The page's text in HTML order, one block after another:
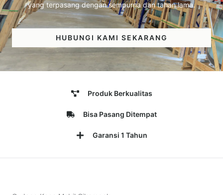
yang terpasang dengan sempurna dan tahan lama.
HUBUNGI KAMI SEKARANG
Produk Berkualitas
Bisa Pasang Ditempat
Garansi 1 Tahun